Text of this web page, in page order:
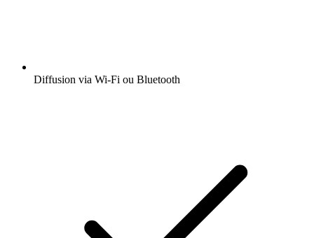
Diffusion via Wi-Fi ou Bluetooth